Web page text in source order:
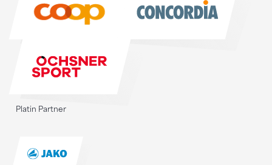
Platin Partner